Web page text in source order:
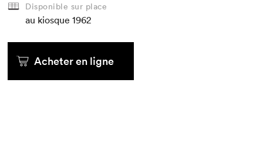
Disponible sur place
au kiosque 1962
Acheter en ligne